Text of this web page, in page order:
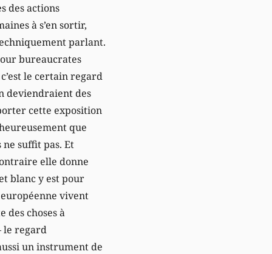
des actions
à s’en sortir,
parlant.
bureaucrates
le certain regard
deviendraient des
cette exposition
que
suffit pas. Et
elle donne
blanc y est pour
européenne vivent
des choses à
le regard
un instrument de